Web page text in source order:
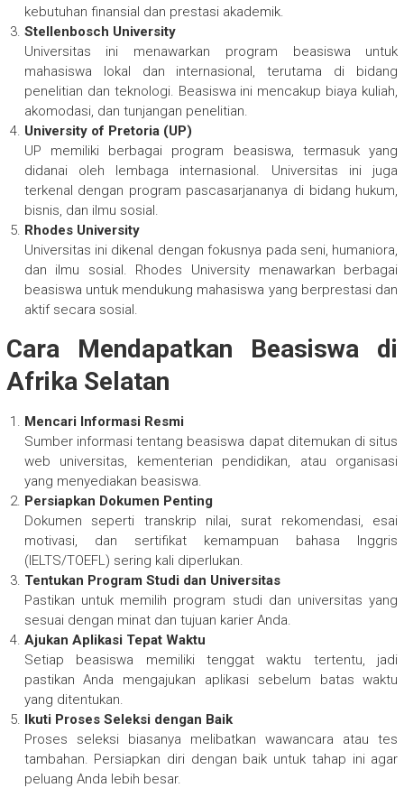
kebutuhan finansial dan prestasi akademik.
Stellenbosch University
Universitas ini menawarkan program beasiswa untuk
mahasiswa lokal dan internasional, terutama di bidang
penelitian dan teknologi. Beasiswa ini mencakup biaya kuliah,
akomodasi, dan tunjangan penelitian.
University of Pretoria (UP)
UP memiliki berbagai program beasiswa, termasuk yang
didanai oleh lembaga internasional. Universitas ini juga
terkenal dengan program pascasarjananya di bidang hukum,
bisnis, dan ilmu sosial.
Rhodes University
Universitas ini dikenal dengan fokusnya pada seni, humaniora,
dan ilmu sosial. Rhodes University menawarkan berbagai
beasiswa untuk mendukung mahasiswa yang berprestasi dan
aktif secara sosial.
Cara Mendapatkan Beasiswa di
Afrika Selatan
Mencari Informasi Resmi
Sumber informasi tentang beasiswa dapat ditemukan di situs
web universitas, kementerian pendidikan, atau organisasi
yang menyediakan beasiswa.
Persiapkan Dokumen Penting
Dokumen seperti transkrip nilai, surat rekomendasi, esai
motivasi, dan sertifikat kemampuan bahasa Inggris
(IELTS/TOEFL) sering kali diperlukan.
Tentukan Program Studi dan Universitas
Pastikan untuk memilih program studi dan universitas yang
sesuai dengan minat dan tujuan karier Anda.
Ajukan Aplikasi Tepat Waktu
Setiap beasiswa memiliki tenggat waktu tertentu, jadi
pastikan Anda mengajukan aplikasi sebelum batas waktu
yang ditentukan.
Ikuti Proses Seleksi dengan Baik
Proses seleksi biasanya melibatkan wawancara atau tes
tambahan. Persiapkan diri dengan baik untuk tahap ini agar
peluang Anda lebih besar.